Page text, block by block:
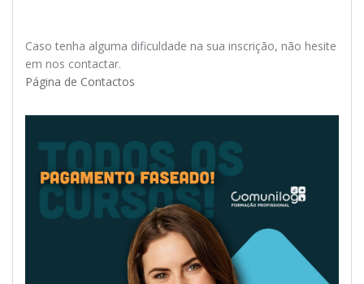
Caso tenha alguma dificuldade na sua inscrição, não hesite
em nos contactar.
Página de Contactos